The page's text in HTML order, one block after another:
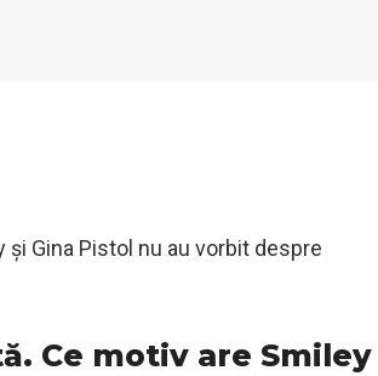
Gina Pistol nu au vorbit despre
Ce motiv are Smiley